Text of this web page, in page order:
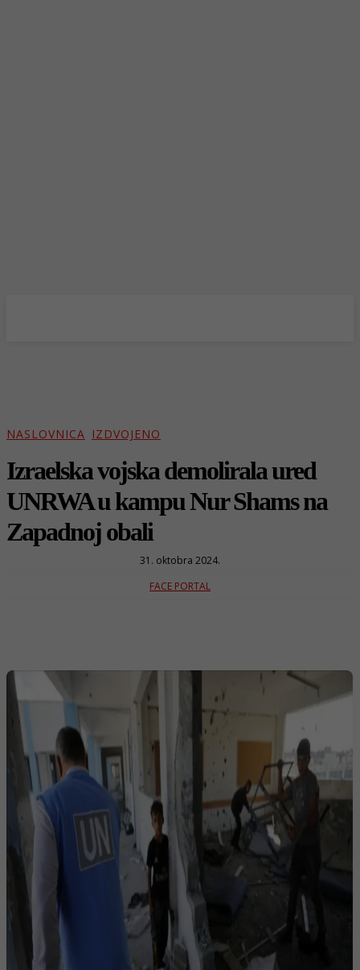
NASLOVNICA IZDVOJENO
Izraelska vojska demolirala ured
UNRWA u kampu Nur Shams na
Zapadnoj obali
31. oktobra 2024.
FACE PORTAL